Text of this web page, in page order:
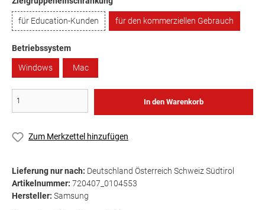
für Education-Kunden
für den kommerziellen Gebrauch
Betriebssystem
Windows
Mac
In den Warenkorb
Zum Merkzettel hinzufügen
Lieferung nur nach: Deutschland Österreich Schweiz Südtirol
Artikelnummer: 720407_0104553
Hersteller: Samsung